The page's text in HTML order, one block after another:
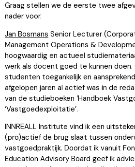
Graag stellen we de eerste twee
nader voor.
Jan Bosmans Senior Lecturer
Management Operations &
hoogwaardig en actueel
werk als docent goed te kunnen
studenten toegankelijk en
afgelopen jaren al actief was in de
van de studieboeken ‘Handboek
‘Vastgoedexploitatie’.
INNREALL Institute vind ik een
(pro)actief de brug slaat tussen
vastgoedpraktijk. Doordat ik vanuit
Education Advisory Board geef ik